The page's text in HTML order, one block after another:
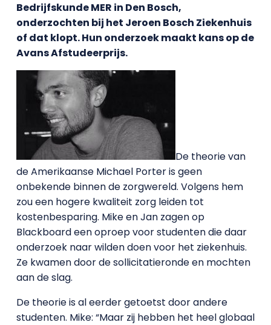
Bedrijfskunde MER in Den Bosch,
onderzochten bij het Jeroen Bosch Ziekenhuis
of dat klopt. Hun onderzoek maakt kans op de
Avans Afstudeerprijs.
De theorie van
de Amerikaanse Michael Porter is geen
onbekende binnen de zorgwereld. Volgens hem
zou een hogere kwaliteit zorg leiden tot
kostenbesparing. Mike en Jan zagen op
Blackboard een oproep voor studenten die daar
onderzoek naar wilden doen voor het ziekenhuis.
Ze kwamen door de sollicitatieronde en mochten
aan de slag.
De theorie is al eerder getoetst door andere
studenten. Mike: “Maar zij hebben het heel globaal